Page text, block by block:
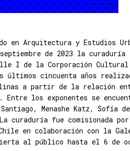
en Arquitectura y Estudios
de 2023 la
I de la Corporación
últimos cincuenta años
a partir de la relación
los exponentes se
Menashe Katz, Sofía
curaduría fue comisionada
en colaboración con la
al público hasta el 6 de